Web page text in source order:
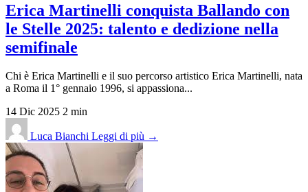
Erica Martinelli conquista Ballando con
le Stelle 2025: talento e dedizione nella
semifinale
Chi è Erica Martinelli e il suo percorso artistico Erica Martinelli, nata
a Roma il 1° gennaio 1996, si appassiona...
14 Dic 2025 2 min
Luca Bianchi Leggi di più →